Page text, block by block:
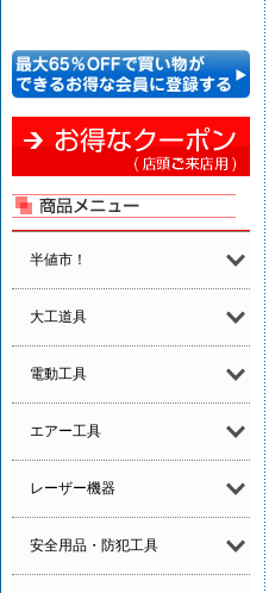
半値市！
大工道具
電動工具
エアー工具
レーザー機器
安全用品・防犯工具